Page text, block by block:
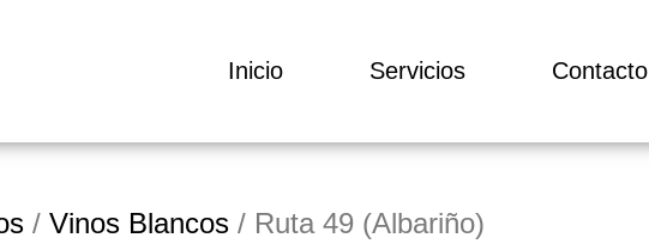
Inicio Servicios Contacto
/ Vinos Blancos / Ruta 49 (Albariño)